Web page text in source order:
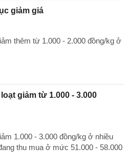
giảm giá
thêm từ 1.000 - 2.000 đồng/kg ở
giảm từ 1.000 - 3.000
1.000 - 3.000 đồng/kg ở nhiều
thu mua ở mức 51.000 - 58.000